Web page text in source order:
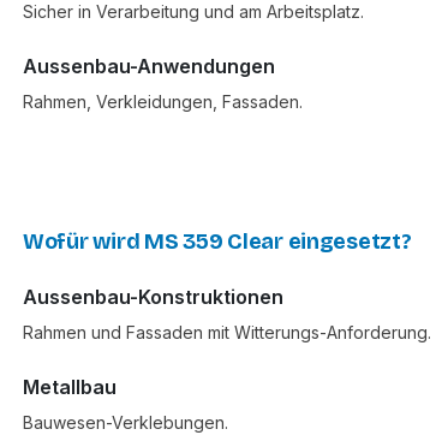
Sicher in Verarbeitung und am Arbeitsplatz.
Aussenbau-Anwendungen
Rahmen, Verkleidungen, Fassaden.
Wofür wird MS 359 Clear eingesetzt?
Aussenbau-Konstruktionen
Rahmen und Fassaden mit Witterungs-Anforderung.
Metallbau
Bauwesen-Verklebungen.